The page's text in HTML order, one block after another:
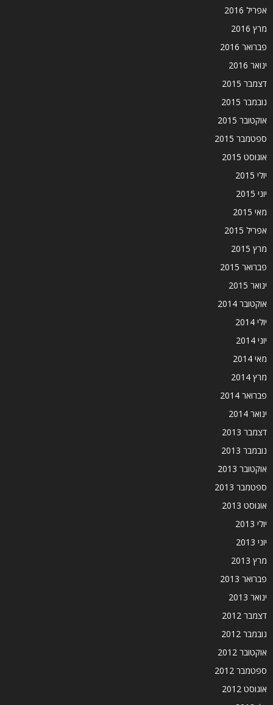
אפריל 2016
מרץ 2016
פברואר 2016
ינואר 2016
דצמבר 2015
נובמבר 2015
אוקטובר 2015
ספטמבר 2015
אוגוסט 2015
יולי 2015
יוני 2015
מאי 2015
אפריל 2015
מרץ 2015
פברואר 2015
ינואר 2015
אוקטובר 2014
יולי 2014
יוני 2014
מאי 2014
מרץ 2014
פברואר 2014
ינואר 2014
דצמבר 2013
נובמבר 2013
אוקטובר 2013
ספטמבר 2013
אוגוסט 2013
יולי 2013
יוני 2013
מרץ 2013
פברואר 2013
ינואר 2013
דצמבר 2012
נובמבר 2012
אוקטובר 2012
ספטמבר 2012
אוגוסט 2012